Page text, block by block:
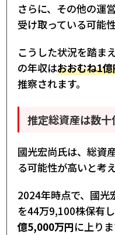
さらに、その他の運
受け取っている可能
こうした状況を踏ま
の年収はおおむね1
推察されます。
推定総資産は数
國光宏尚氏は、総資
る可能性が高いと考
2024年時点で、國
を44万9,100株保有し
億5,000万円に上りま